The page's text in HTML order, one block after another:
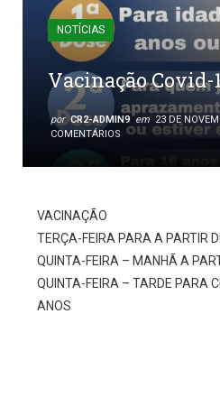
NOTÍCIAS
Vacinação Covid-
por CR2-ADMIN9 em 23 DE
COMENTÁRIOS
VACINAÇÃO
TERÇA-FEIRA PARA A PARTIR
QUINTA-FEIRA – MANHÃ A
QUINTA-FEIRA – TARDE PARA
ANOS